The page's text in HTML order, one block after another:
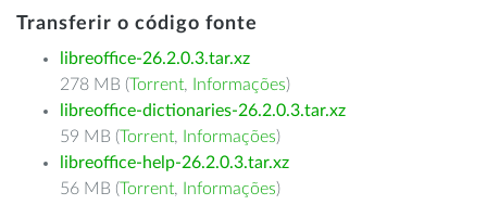
Transferir o código fonte
libreoffice-26.2.0.3.tar.xz
278 MB (Torrent, Informações)
libreoffice-dictionaries-26.2.0.3.tar.xz
59 MB (Torrent, Informações)
libreoffice-help-26.2.0.3.tar.xz
56 MB (Torrent, Informações)